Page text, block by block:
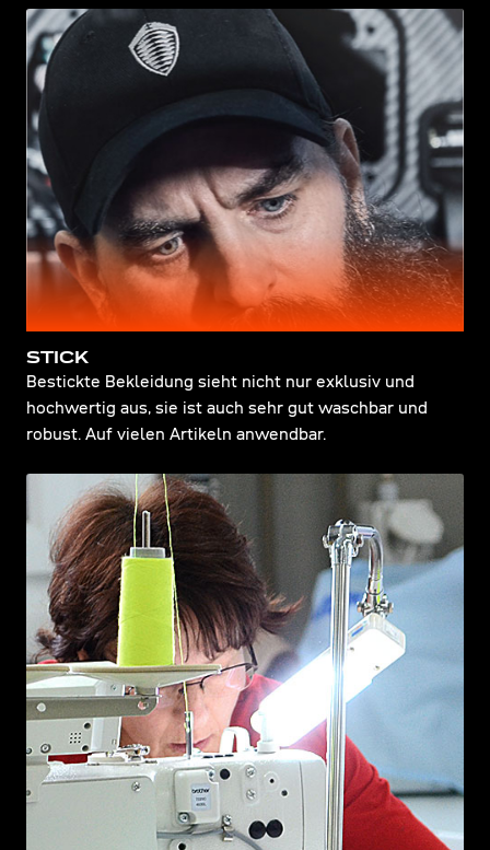
STICK
Bestickte Bekleidung sieht nicht nur exklusiv und
hochwertig aus, sie ist auch sehr gut waschbar und
robust. Auf vielen Artikeln anwendbar.